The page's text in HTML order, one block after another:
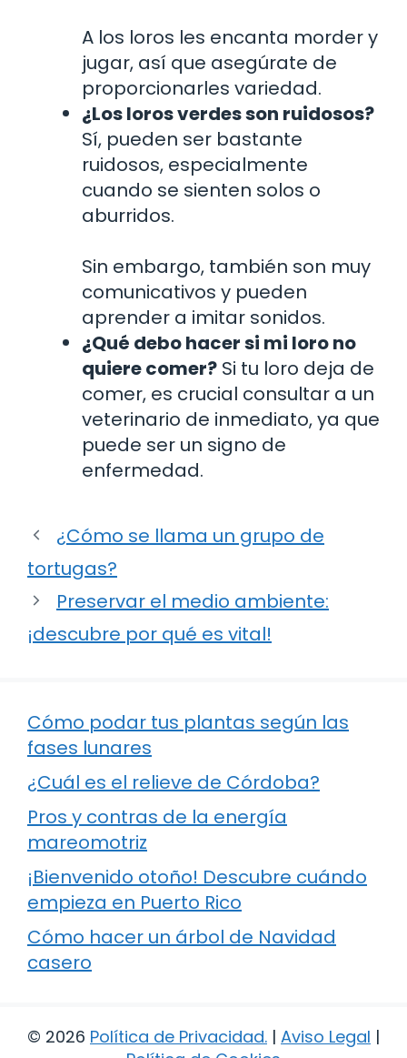
A los loros les encanta morder y
jugar, así que asegúrate de
proporcionarles variedad.
¿Los loros verdes son ruidosos?
Sí, pueden ser bastante
ruidosos, especialmente
cuando se sienten solos o
aburridos.
Sin embargo, también son muy
comunicativos y pueden
aprender a imitar sonidos.
¿Qué debo hacer si mi loro no
quiere comer? Si tu loro deja de
comer, es crucial consultar a un
veterinario de inmediato, ya que
puede ser un signo de
enfermedad.
¿Cómo se llama un grupo de
tortugas?
Preservar el medio ambiente:
¡descubre por qué es vital!
Cómo podar tus plantas según las
fases lunares
¿Cuál es el relieve de Córdoba?
Pros y contras de la energía
mareomotriz
¡Bienvenido otoño! Descubre cuándo
empieza en Puerto Rico
Cómo hacer un árbol de Navidad
casero
© 2026 Política de Privacidad. | Aviso Legal |